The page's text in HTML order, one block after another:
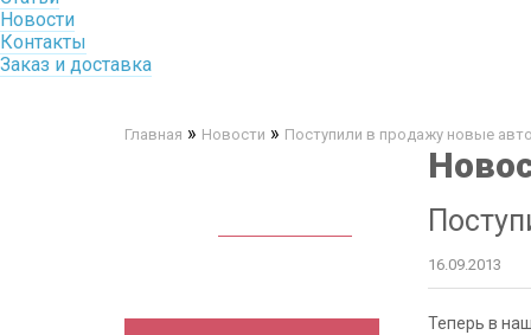
Новости
Контакты
Заказ и доставка
Главная » Новости » Поступили в продажу новые
16.09.2013
Теперь в